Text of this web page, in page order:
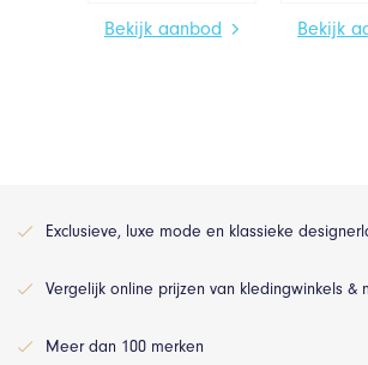
Bekijk aanbod Bekijk
Exclusieve, luxe mode en klassieke
Vergelijk online prijzen van kledingwinkels &
Meer dan 100 merken